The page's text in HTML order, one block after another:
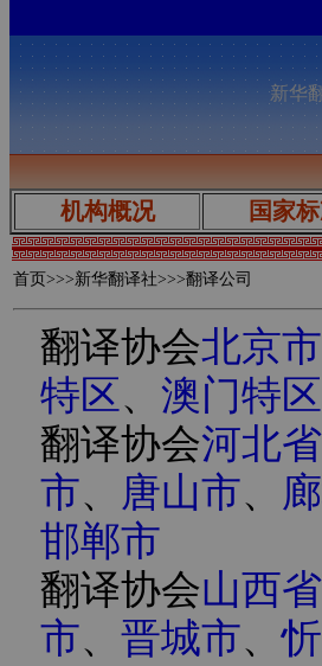
新华
机构概况 国家
首页 >>>新华翻译社>>>翻译公司
翻译协会北京市
特区 、 澳门特区
翻译协会河北省
市、 唐山市、
邯郸市
翻译协会山西省
市、 晋城市、